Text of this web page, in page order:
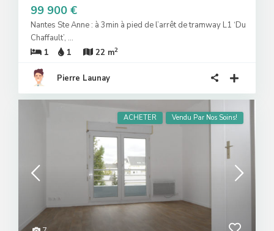
99 900 €
Nantes Ste Anne : à 3min à pied de l’arrêt de tramway L1 ‘Du
Chaffault’, ...
1
1 22 m2
Pierre Launay
ACHETER Vendu Par Nos Soins!